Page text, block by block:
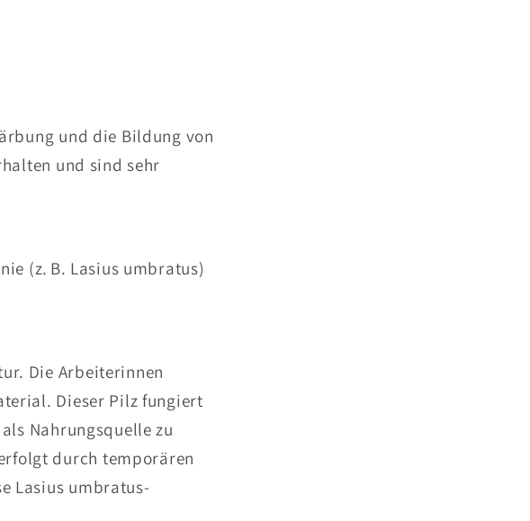
und die Bildung von
und sind sehr
(z. B. Lasius umbratus)
Die Arbeiterinnen
Dieser Pilz fungiert
Nahrungsquelle zu
durch temporären
Lasius umbratus-